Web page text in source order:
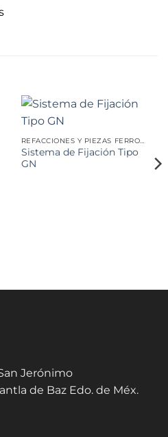
Sistema de Fijación Tipo
GN
Jerónimo
de Baz Edo. de Méx.